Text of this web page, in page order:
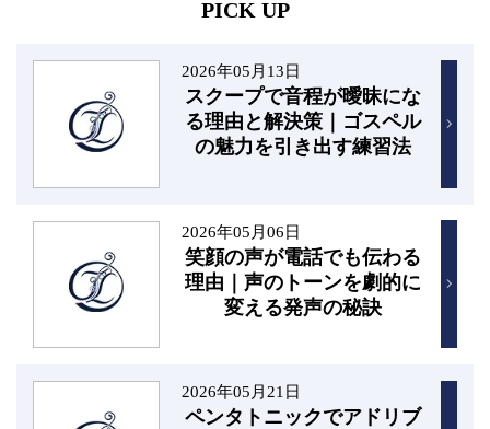
PICK UP
2026年05月13日
スクープで音程が曖昧にな
る理由と解決策｜ゴスペル
の魅力を引き出す練習法
2026年05月06日
笑顔の声が電話でも伝わる
理由｜声のトーンを劇的に
変える発声の秘訣
2026年05月21日
ペンタトニックでアドリブ